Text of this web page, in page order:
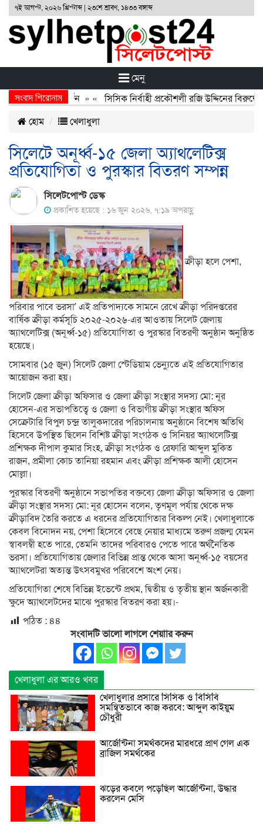
৭ই আগস্ট, ২০২৬ খ্রিস্টাব্দ | ২৩শে শ্রাবণ, ১৪৩৩ বঙ্গাব্দ
মেনু
সংবাদ শিরোনাম
বর্জন ও বিসর্জন » « সিসিক নির্বাহী প্রকৌশলী রজি উদ্দিনের
হোম
খেলাধুলা
সিলেটে অনূর্ধ্ব-১৫ জেলা অ্যাথলেটিক্স
প্রতিযোগিতা ও পুরস্কার বিতরণ সম্পন্ন
সিলেটপোস্ট ডেস্ক
প্রকাশিত হয়েছে : ১৬ জুন ২০২৬, ৭:১৯ অপরাহ্ণ
ক্রীড়া হলে পেশা,
পরিবার পাবে ভরসা’ এই প্রতিপাদ্যকে সামনে রেখে ক্রীড়া পরিদপ্তরের
বার্ষিক ক্রীড়া কর্মসূচি ২০২৫-২০২৬-এর আওতায় সিলেট জেলায়
অ্যাথলেটিক্স (অনূর্ধ্ব-১৫) প্রতিযোগিতা ও পুরস্কার বিতরণী অনুষ্ঠান অনুষ্ঠিত
হয়েছে। ‎
‎সোমবার (১৫ জুন) সিলেট জেলা স্টেডিয়াম ভেন্যুতে এই প্রতিযোগিতার
আয়োজন করা হয়।
‎‎সিলেট জেলা ক্রীড়া অফিসার ও জেলা ক্রীড়া সংস্থার সদস্য মো: নূর
হোসেন-এর সভাপতিত্বে ও জেলা ও বিভাগীয় ক্রীড়া সংস্থার অফিস
সেক্রেটারি বিপুল চন্দ্র তালুকদারের পরিচালনায় অনুষ্ঠানে বিশেষ অতিথি
হিসেবে উপস্থিত ছিলেন বিশিষ্ট ক্রীড়া সংগঠক ও সিনিয়র অ্যাথলেটিক্স
প্রশিক্ষক দীপাল কুমার সিংহ, ক্রীড়া সংগঠক ও রেফারি আব্দুল মুকিত
রাজন, প্রমীলা কোচ তানিয়া রহমান এবং ক্রীড়া প্রশিক্ষক আলী হোসেন
মোল্লা।
‎‎পুরস্কার বিতরণী অনুষ্ঠানে সভাপতির বক্তব্যে জেলা ক্রীড়া অফিসার ও জেলা
ক্রীড়া সংস্থার সদস্য মো: নূর হোসেন বলেন, তৃণমূল পর্যায় থেকে দক্ষ
ক্রীড়াবিদ তৈরি করতে এ ধরনের প্রতিযোগিতার বিকল্প নেই। খেলাধুলাকে
কেবল বিনোদন নয়, পেশা হিসেবে বেছে নেয়ার মাধ্যমে তরুণ প্রজন্ম যেমন
স্বাবলম্বী হতে পারে, তেমনি তাদের পরিবারও পেতে পারে অর্থনৈতিক
ভরসা। প্রতিযোগিতায় জেলার বিভিন্ন প্রান্ত থেকে আসা অনূর্ধ্ব-১৫ বয়সের
অ্যাথলেটরা অত্যন্ত উৎসবমুখর পরিবেশে অংশ নেয়।‎
‎প্রতিযোগিতা শেষে বিভিন্ন ইভেন্টে প্রথম, দ্বিতীয় ও তৃতীয় স্থান অর্জনকারী
ক্ষুদে অ্যাথলেটদের মাঝে পুরস্কার বিতরণ করা হয়।-
পঠিত : ৪৪
সংবাদটি ভালো লাগলে শেয়াার করুন
খেলাধুলা এর আরও খবর
খেলাধুলার প্রসারে সিসিক ও বিসিবি
সমন্বিতভাবে কাজ করবে: আব্দুল কাইয়ুম
চৌধুরী
আর্জেন্টিনা সমর্থকদের মারধরে প্রাণ গেল এক
ব্রাজিল সমর্থকের
ঝড়ের কবলে পড়েছিল আর্জেন্টিনা, উদ্ধার
করলেন মেসি